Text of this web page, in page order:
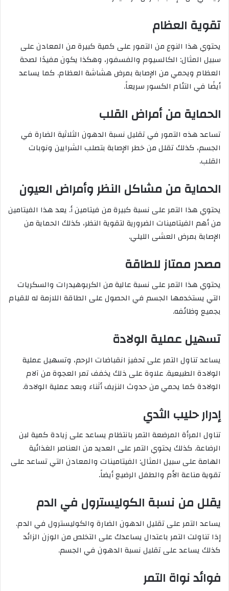
تقوية العظام
يحتوي هذا النوع من التمور على كمية كبيرة من المعادن على
سبيل المثال: الكالسيوم والفسفور، وهكذا يكون مفيدًا لصحة
العظام ويحمي من الإصابة بمرض هشاشة العظام. كما يساعد
أيضًا في التئام الكسور سريعاً.
الحماية من أمراض القلب
تساعد هذه التمور في تقليل نسبة الدهون الثلاثية الضارة في
الجسم، كذلك تقلل من خطر الإصابة بتصلب الشرايين ونوبات
القلب.
الحماية من مشاكل النظر وأمراض العيون
يحتوي هذا التمر على نسبة كبيرة من فيتامين أ. يعد هذا الفيتامين
من أهم الفيتامينات الضرورية لتقوية النظر، كذلك الحماية من
الإصابة بمرض العشى الليلي.
مصدر ممتاز للطاقة
يحتوي هذا التمر على نسبة عالية من الكربوهيدرات والسكريات
التي يستخدمها الجسم في الحصول على الطاقة اللازمة له للقيام
بجميع وظائفه.
تسهيل عملية الولادة
يساعد تناول التمر على تحفيز انقباضات الرحم، وتسهيل عملية
الولادة الطبيعية. علاوة على ذلك يخفف تمر العجوة من آلام
الولادة كما يحمي من حدوث النزيف أثناء وبعد عملية الولادة.
إدرار حليب الثدي
تناول المرأة المرضعة التمر بانتظام يساعد على زيادة كمية لبن
الرضاعة. كذلك يحتوي التمر على العديد من العناصر الغذائية
الهامة على سبيل المثال: الفيتامينات والمعادن التي تساعد على
تقوية مناعة الأم والطفل الرضيع أيضاً.
يقلل من نسبة الكوليسترول في الدم
يساعد التمر على تقليل الدهون الضارة والكوليسترول في الدم.
إذا تناولت التمر باعتدال يساعدك على التخلص من الوزن الزائد
كذلك يساعد على تقليل نسبة الدهون في الجسم.
فوائد نواة التمر